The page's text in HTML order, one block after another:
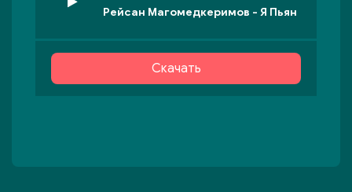
Рейсан Магомедкеримов - Я Пьян
Скачать